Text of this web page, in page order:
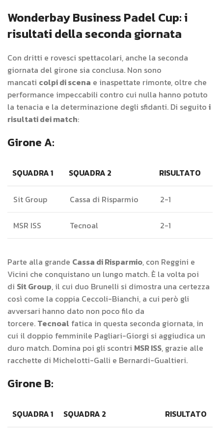
Wonderbay Business Padel Cup: i
risultati della seconda giornata
Con dritti e rovesci spettacolari, anche la seconda
giornata del girone sia conclusa. Non sono
mancati colpi di scena e inaspettate rimonte, oltre che
performance impeccabili contro cui nulla hanno potuto
la tenacia e la determinazione degli sfidanti. Di seguito i
risultati dei match:
Girone A:
SQUADRA 1 SQUADRA 2 RISULTATO
Sit Group Cassa di Risparmio 2-1
MSR ISS Tecnoal 2-1
Parte alla grande Cassa di Risparmio, con Reggini e
Vicini che conquistano un lungo match. È la volta poi
di Sit Group, il cui duo Brunelli si dimostra una certezza
così come la coppia Ceccoli-Bianchi, a cui però gli
avversari hanno dato non poco filo da
torcere. Tecnoal fatica in questa seconda giornata, in
cui il doppio femminile Pagliari-Giorgi si aggiudica un
duro match. Domina poi gli scontri MSR ISS, grazie alle
racchette di Michelotti-Galli e Bernardi-Gualtieri.
Girone B:
SQUADRA 1 SQUADRA 2 RISULTATO